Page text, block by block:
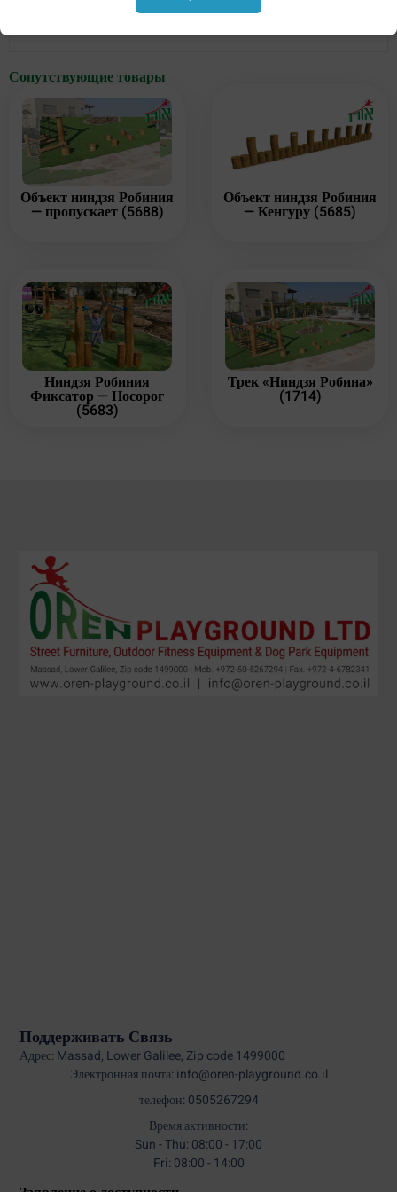
физическую форму, координацию и баланс.
Сопутствующие товары
Объект ниндзя Робиния
— пропускает (5688)
Объект ниндзя Робиния
— Кенгуру (5685)
Ниндзя Робиния
Фиксатор — Носорог
(5683)
Трек «Ниндзя Робина»
(1714)
Поддерживать Связь
Адрес: Massad, Lower Galilee, Zip code 1499000
Электронная почта: info@oren-playground.co.il
телефон: 0505267294
Время активности:
Sun - Thu: 08:00 - 17:00
Fri: 08:00 - 14:00